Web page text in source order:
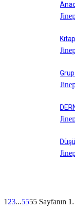
1 23...5555 Sayfanın 1.